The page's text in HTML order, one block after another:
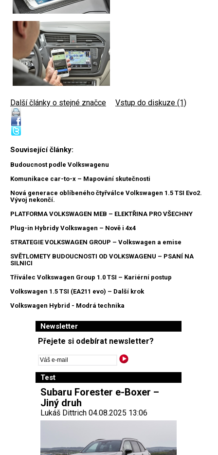
Další články o stejné značce Vstup do diskuze (1)
Související články:
Budoucnost podle Volkswagenu
Komunikace car-to-x – Mapování skutečnosti
Nová generace oblíbeného čtyřválce Volkswagen 1.5 TSI Evo2.
Vývoj nekončí.
PLATFORMA VOLKSWAGEN MEB – ELEKTŘINA PRO VŠECHNY
Plug-in Hybridy Volkswagen – Nově i 4x4
STRATEGIE VOLKSWAGEN GROUP – Volkswagen a emise
SVĚTLOMETY BUDOUCNOSTI OD VOLKSWAGENU – PSANÍ NA
SILNICI
Tříválec Volkswagen Group 1.0 TSI – Kariérní postup
Volkswagen 1.5 TSI (EA211 evo) – Další krok
Volkswagen Hybrid - Modrá technika
Newsletter
Přejete si odebírat newsletter?
Test
Subaru Forester e-Boxer –
Jiný druh
Lukáš Dittrich 04.08.2025 13:06